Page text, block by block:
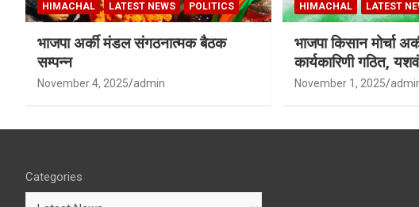
HIMACHAL LATEST NEWS POLITICS
भाजपा अर्की मंडल संगठनात्मक बैठक
सम्पन्न
November 4, 2025 admin
HIMACHAL LATEST
भाजपा किसान मोर्चा
कार्यकारिणी गठित,
शर्मा बने उपाध्यक्ष
November 1, 2025
Categories